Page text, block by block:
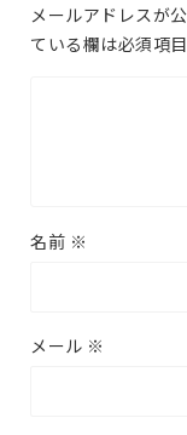
メールアドレスが
ている欄は必須項
名前 ※
メール ※